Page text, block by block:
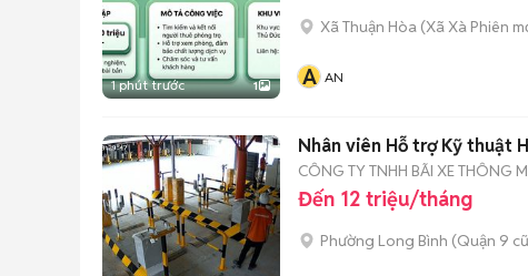
1 phút trước 1
Xã Thuận Hòa (Xã Xà Phiên
A AN
Nhân viên Hỗ trợ Kỹ thuật
CÔNG TY TNHH BÃI XE THÔNG
Đến 12 triệu/tháng
Phường Long Bình (Quận 9